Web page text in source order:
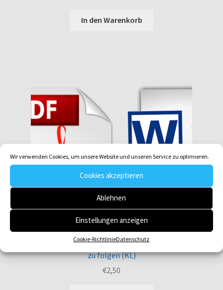
Wir verwenden Cookies, um unsere Website und unseren Service zu optimieren.
Cookies akzeptieren
Ablehnen
Einstellungen anzeigen
Cookie-RichtlinieDatenschutz
In den Warenkorb
Gotteslob GL 495_7 Herr Jesus, du rufst die Menschen, dir
zu folgen (KL)
€2,50